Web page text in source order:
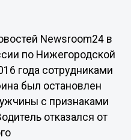
Newsroom24 в
по Нижегородской
года сотрудниками
был остановлен
с признаками
отказался от